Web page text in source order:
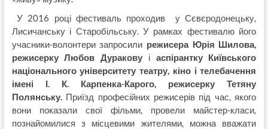
У 2016 році фестиваль проходив у Сєвєродонецьку,
Лисичанську і Старобільську. У рамках фестивалю його
учасники-волонтери запросили режисера Юрія Шилова,
режисерку Любов Дуракову і аспірантку Київського
національного університету театру, кіно і телебачення
імені І. К. Карпенка-Карого, режисерку Тетяну
Полянську. Приїзд професійних режисерів під час, якого
вони показали свої фільми, провели майстер-класи,
познайомилися з місцевими жителями, можна вважати